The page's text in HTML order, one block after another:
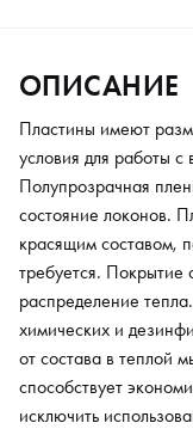
ОПИСАНИЕ
Пластины имеют
условия для работы
Полупрозрачная
состояние локонов.
красящим составом,
требуется. Покрытие
распределение
химических и
от состава в теплой
способствует
исключить